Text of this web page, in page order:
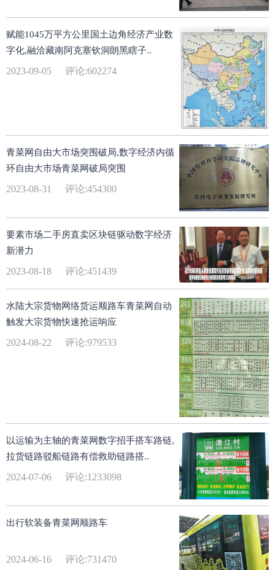
赋能1045万平方公里国土边角经济产业数
字化,融洽藏南阿克塞钦洞朗黑瞎子..
2023-09-05 评论:602274
青菜网自由大市场突围破局,数字经济内循
环自由大市场青菜网破局突围
2023-08-31 评论:454300
要素市场二手房直卖区块链驱动数字经济
新潜力
2023-08-18 评论:451439
水陆大宗货物网络货运顺路车青菜网自动
触发大宗货物快速抢运响应
2024-08-22 评论:979533
以运输为主轴的青菜网数字招手搭车路链,
拉货链路驳船链路有偿救助链路搭..
2024-07-06 评论:1233098
出行软装备青菜网顺路车
2024-06-16 评论:731470